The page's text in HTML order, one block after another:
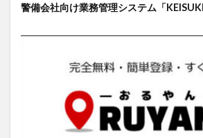
警備会社向け業務管理システム「